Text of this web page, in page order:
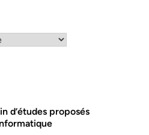
d’études proposés